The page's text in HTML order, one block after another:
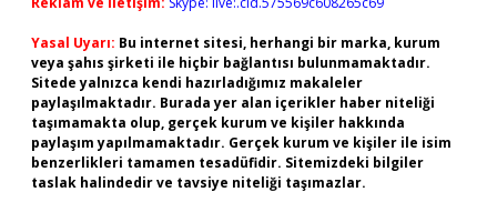
Yasal Uyarı: Bu internet sitesi, herhangi bir marka, kurum
veya şahıs şirketi ile hiçbir bağlantısı bulunmamaktadır.
Sitede yalnızca kendi hazırladığımız makaleler
paylaşılmaktadır. Burada yer alan içerikler haber niteliği
taşımamakta olup, gerçek kurum ve kişiler hakkında
paylaşım yapılmamaktadır. Gerçek kurum ve kişiler ile isim
benzerlikleri tamamen tesadüfidir. Sitemizdeki bilgiler
taslak halindedir ve tavsiye niteliği taşımazlar.